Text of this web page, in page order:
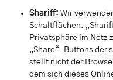
Shariff: Wir
Schaltflächen.
Privatsphäre im Netz
„Share“-Buttons der
stellt nicht der
dem sich dieses